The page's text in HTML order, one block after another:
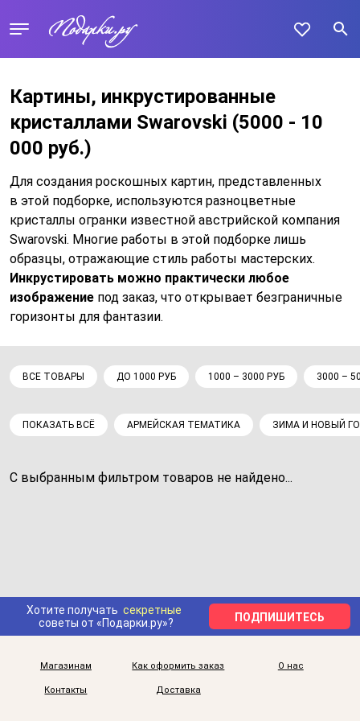
Картины, инкрустированные
кристаллами Swarovski (5000 - 10
000 руб.)
Для создания роскошных картин, представленных
в этой подборке, используются разноцветные
кристаллы огранки известной австрийской компания
Swarovski. Многие работы в этой подборке лишь
образцы, отражающие стиль работы мастерских.
Инкрустировать можно практически любое
изображение под заказ, что открывает безграничные
горизонты для фантазии.
ВСЕ ТОВАРЫ ДО 1000 РУБ 1000 – 3000 РУБ 3000 –
ПОКАЗАТЬ ВСЁ АРМЕЙСКАЯ ТЕМАТИКА ЗИМА И НОВЫЙ
С выбранным фильтром товаров не найдено...
Хотите получать секретные
советы от «Подарки.ру»?
ПОДПИШИТЕСЬ
Магазинам Как оформить заказ О нас
Контакты Доставка